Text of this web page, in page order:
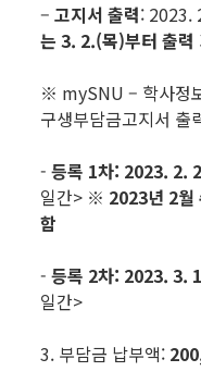
–고지서 출력: 2023.
는 3. 2.(목)부터 출력
※ mySNU – 학사정
구생부담금고지서 출
- 등록 1차: 2023. 2.
일간> ※ 2023년 2월
함
- 등록 2차: 2023. 3.
일간>
3. 부담금 납부액: